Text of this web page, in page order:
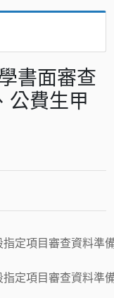
書面審查
公費生甲
定項目審查資料準
定項目審查資料準